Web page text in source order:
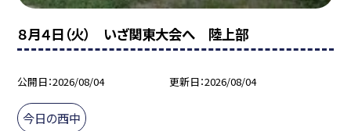
８月４日（火） いざ関東大会へ 陸上部
公開日 2026/08/04 更新日 2026/08/04
今日の西中